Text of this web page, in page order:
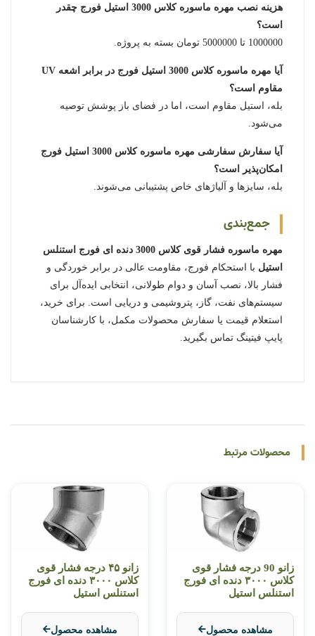
هزینه نصب مهره ماسوره کلاس 3000 استیل فورج چقدر
است؟
1000000 تا 5000000 تومان بسته به پروژه.
آیا مهره ماسوره کلاس 3000 استیل فورج در برابر اشعه UV
مقاوم است؟
بله، استیل مقاوم است، اما در فضای باز پوشش توصیه
می‌شود.
آیا سفارش سفارشی مهره ماسوره کلاس 3000 استیل فورج
امکان‌پذیر است؟
بله، سایزها و آلیاژهای خاص پشتیبانی می‌شوند.
جمع‌بندی
مهره ماسوره فشار قوی کلاس 3000 دنده ای فورج استنلس
استیل با استحکام فورج، مقاومت عالی در برابر خوردگی و
فشار بالا، نصب آسان و دوام طولانی، انتخابی ایده‌آل برای
سیستم‌های نفت، گاز، پتروشیمی و دریایی است. برای خرید،
استعلام قیمت یا سفارش محصولات مکمل، با کارشناسان
پایپ فیتینگ تماس بگیرید.
محصولات مرتبط
زانو 90 درجه فشار قوی
کلاس ۳۰۰۰ دنده ای فورج
استنلس استیل
مشاهده محصول
زانو ۴۵ درجه فشار قوی
کلاس ۳۰۰۰ دنده‌ ای فورج
استنلس استیل
مشاهده محصول